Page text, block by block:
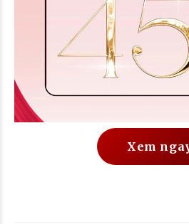
Xem